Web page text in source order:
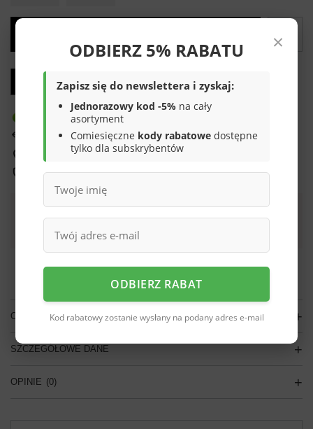
Produkt dostępny w bardzo dużej ilości
dni na łatwy zwrot
Sprawdź, w którym sklepie obejrzysz i kupisz od ręki
Bezpieczne zakupy
Darmowa dostawa do paczkomatu lub punktu
OPIS
SZCZEGÓŁOWE DANE
OPINIE (0)
×
ODBIERZ 5% RABATU
Zapisz się do newslettera i zyskaj:
Jednorazowy kod -5% na cały
asortyment
Comiesięczne kody rabatowe dostępne
tylko dla subskrybentów
ODBIERZ RABAT
Kod rabatowy zostanie wysłany na podany adres e-mail